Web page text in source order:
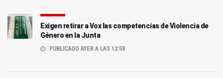
Exigen retirar a Vox las competencias de Violencia de
Género en la Junta
PUBLICADO AYER A LAS 12:58